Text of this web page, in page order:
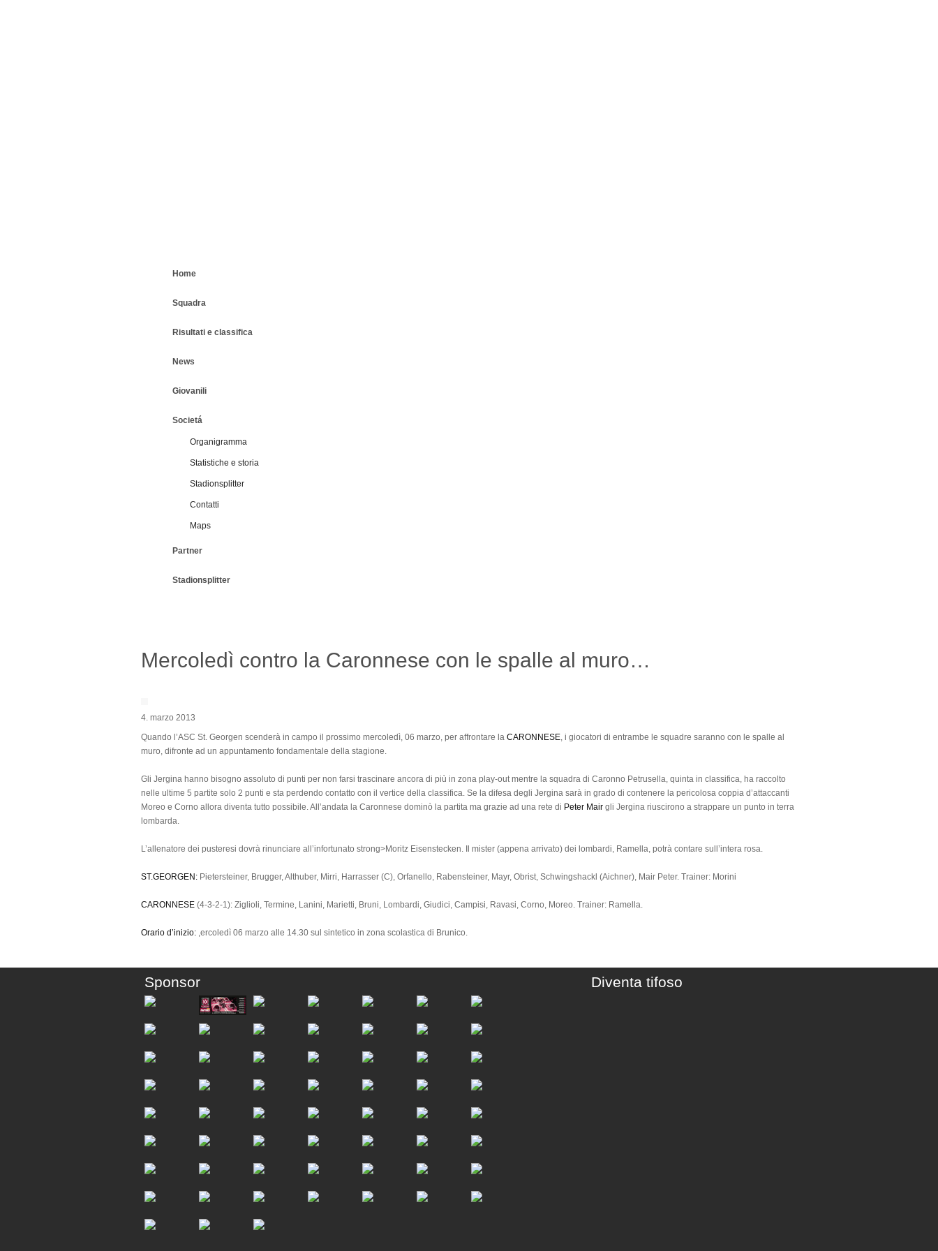
Home
Squadra
Risultati e classifica
News
Giovanili
Societá
Organigramma
Statistiche e storia
Stadionsplitter
Contatti
Maps
Partner
Stadionsplitter
Mercoledì contro la Caronnese con le spalle al muro…
4. marzo 2013
Quando l’ASC St. Georgen scenderà in campo il prossimo mercoledì, 06 marzo, per affrontare la CARONNESE, i giocatori di entrambe le squadre saranno con le spalle al
muro, difronte ad un appuntamento fondamentale della stagione.
Gli Jergina hanno bisogno assoluto di punti per non farsi trascinare ancora di più in zona play-out mentre la squadra di Caronno Petrusella, quinta in classifica, ha raccolto
nelle ultime 5 partite solo 2 punti e sta perdendo contatto con il vertice della classifica. Se la difesa degli Jergina sarà in grado di contenere la pericolosa coppia d’attaccanti
Moreo e Corno allora diventa tutto possibile. All’andata la Caronnese dominò la partita ma grazie ad una rete di Peter Mair gli Jergina riuscirono a strappare un punto in terra
lombarda.
L’allenatore dei pusteresi dovrà rinunciare all’infortunato strong>Moritz Eisenstecken. Il mister (appena arrivato) dei lombardi, Ramella, potrà contare sull’intera rosa.
ST.GEORGEN: Pietersteiner, Brugger, Althuber, Mirri, Harrasser (C), Orfanello, Rabensteiner, Mayr, Obrist, Schwingshackl (Aichner), Mair Peter. Trainer: Morini
CARONNESE (4-3-2-1): Ziglioli, Termine, Lanini, Marietti, Bruni, Lombardi, Giudici, Campisi, Ravasi, Corno, Moreo. Trainer: Ramella.
Orario d’inizio: ,ercoledì 06 marzo alle 14.30 sul sintetico in zona scolastica di Brunico.
Sponsor Diventa tifoso